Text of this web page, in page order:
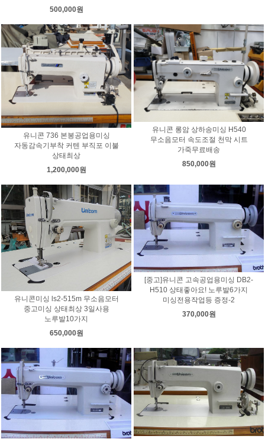
500,000원
유니콘 736 본봉공업용미싱
자동감속기부착 커텐 부직포 이불
상태최상
1,200,000원
유니콘 롱암 상하송미싱 H540
무소음모터 속도조절 천막 시트
가죽무료배송
850,000원
유니콘미싱 ls2-515m 무소음모터
중고미싱 상태최상 3일사용
노루발10가지
650,000원
[중고]유니콘 고속공업용미싱 DB2-
H510 상태좋아요! 노루발6가지
미싱전용작업등 증정-2
370,000원